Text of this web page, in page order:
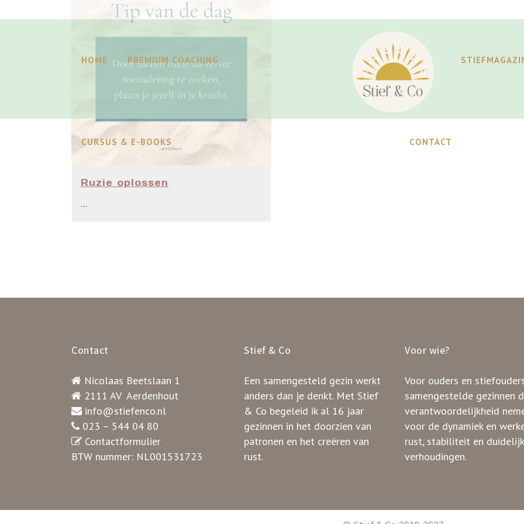
HOME PREMIUM COACHING
CURSUS & E-BOOKS CONTACT
Ruzie oplossen
...
Contact
Nicolaas Beetslaan 1
2111 AV Aerdenhout
info@stiefenco.nl
023 – 544 04 80
Contactformulier
BTW nummer: NL001531723
Stief & Co
Een samengesteld gezin werkt
anders dan je denkt. Met Stief
& Co begeleid ik al 16 jaar
gezinnen in het doorzien van
patronen en het creëren van
rust.
Voor wie?
Voor ouders en
samengestelde gezinnen
verantwoordelijkheid
voor de dynamiek en
rust, stabiliteit en
verhoudingen.